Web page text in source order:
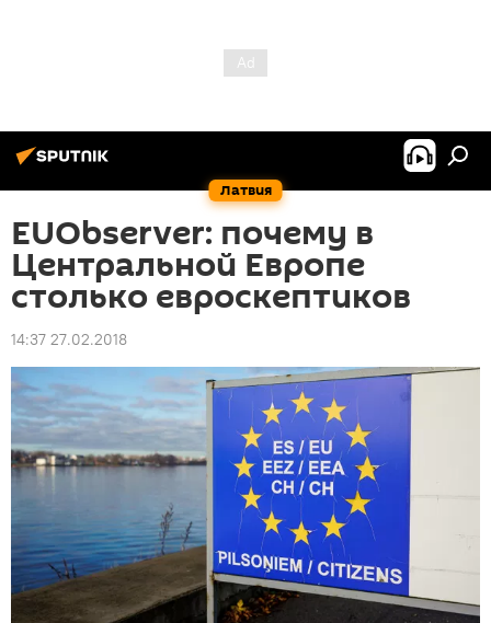
Латвия
EUObserver: почему в
Центральной Европе
столько евроскептиков
14:37 27.02.2018